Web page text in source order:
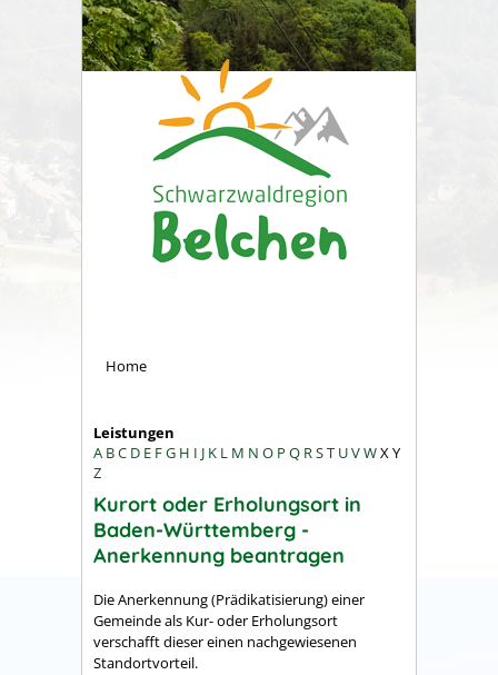
Home
Leistungen
A BC D E FG H I J K L M N O P Q RST UVWXY
Z
Kurort oder Erholungsort in
Baden-Württemberg -
Anerkennung beantragen
Die Anerkennung (Prädikatisierung) einer
Gemeinde als Kur- oder Erholungsort
verschafft dieser einen nachgewiesenen
Standortvorteil.